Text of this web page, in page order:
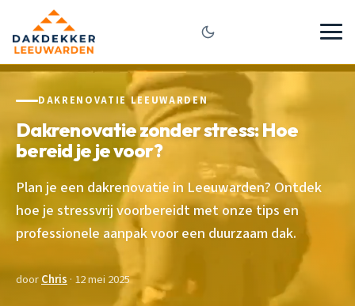
DAKRENOVATIE LEEUWARDEN
Dakrenovatie zonder stress: Hoe
bereid je je voor?
Plan je een dakrenovatie in Leeuwarden? Ontdek
hoe je stressvrij voorbereidt met onze tips en
professionele aanpak voor een duurzaam dak.
doorChris · 12 mei 2025